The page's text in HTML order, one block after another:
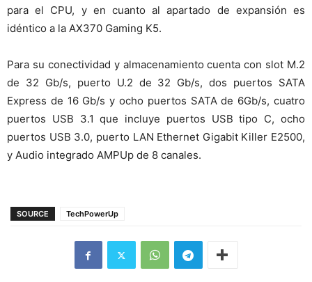
para el CPU, y en cuanto al apartado de expansión es
idéntico a la AX370 Gaming K5.
Para su conectividad y almacenamiento cuenta con slot M.2
de 32 Gb/s, puerto U.2 de 32 Gb/s, dos puertos SATA
Express de 16 Gb/s y ocho puertos SATA de 6Gb/s, cuatro
puertos USB 3.1 que incluye puertos USB tipo C, ocho
puertos USB 3.0, puerto LAN Ethernet Gigabit Killer E2500,
y Audio integrado AMPUp de 8 canales.
SOURCE TechPowerUp